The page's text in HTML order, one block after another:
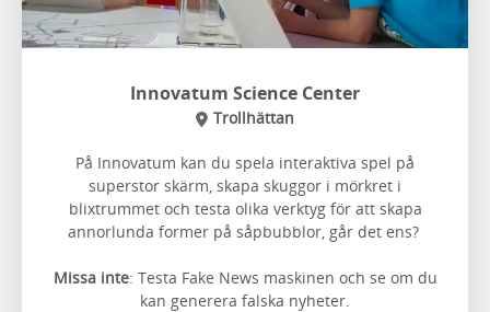
Innovatum Science Center
Trollhättan
På Innovatum kan du spela interaktiva spel på
superstor skärm, skapa skuggor i mörkret i
blixtrummet och testa olika verktyg för att skapa
annorlunda former på såpbubblor, går det ens?
Missa inte: Testa Fake News maskinen och se om du
kan generera falska nyheter.